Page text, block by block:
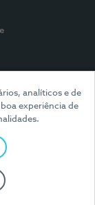
analíticos e de
experiência de